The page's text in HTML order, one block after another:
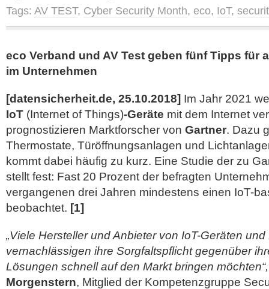
Tags: AV TEST, Cyber Security Month, eco, IoT,
eco Verband und AV Test geben fünf Tipps für
im Unternehmen
[datensicherheit.de, 25.10.2018] Im Jahr 2021
IoT (Internet of Things)-Geräte mit dem Internet
prognostizieren Marktforscher von Gartner. Dazu
Thermostate, Türöffnungsanlagen und
kommt dabei häufig zu kurz. Eine Studie der zu
stellt fest: Fast 20 Prozent der befragten
vergangenen drei Jahren mindestens einen IoT-
beobachtet. [1]
„Viele Hersteller und Anbieter von IoT-Geräten
vernachlässigen ihre Sorgfaltspflicht gegenüber
Lösungen schnell auf den Markt bringen möchten“,
Morgenstern, Mitglied der Kompetenzgruppe